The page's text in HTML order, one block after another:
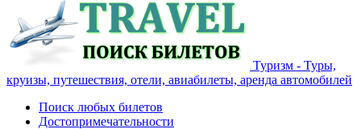
Туризм - Туры,
круизы, путешествия, отели, авиабилеты, аренда автомобилей
Поиск любых билетов
Достопримечательности